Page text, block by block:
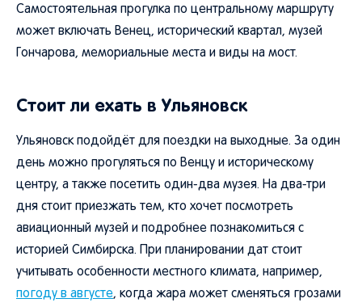
Самостоятельная прогулка по центральному маршруту
может включать Венец, исторический квартал, музей
Гончарова, мемориальные места и виды на мост.
Стоит ли ехать в Ульяновск
Ульяновск подойдёт для поездки на выходные. За один
день можно прогуляться по Венцу и историческому
центру, а также посетить один-два музея. На два-три
дня стоит приезжать тем, кто хочет посмотреть
авиационный музей и подробнее познакомиться с
историей Симбирска. При планировании дат стоит
учитывать особенности местного климата, например,
погоду в августе, когда жара может сменяться грозами